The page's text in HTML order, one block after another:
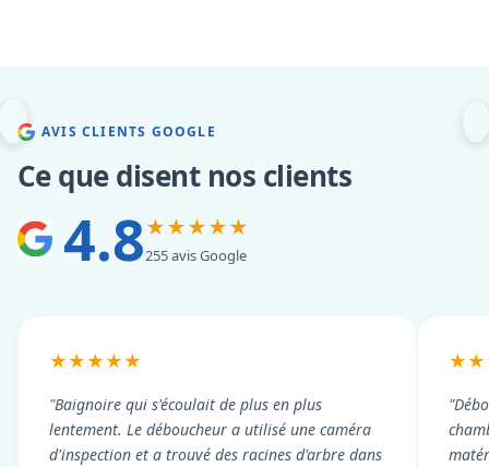
AVIS CLIENTS GOOGLE
Ce que disent nos clients
4.8★★★★★
255 avis Google
★★★★★
"Baignoire qui s'écoulait de plus en plus
lentement. Le déboucheur a utilisé une caméra
d'inspection et a trouvé des racines d'arbre dans